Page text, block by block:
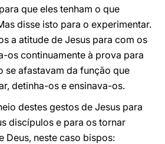
que eles tenham o que
disse isto para o experimentar.
a atitude de Jesus para com os
os continuamente à prova para
se afastavam da função que
detinha-os e ensinava-os.
destes gestos de Jesus para
discípulos e para os tornar
Deus, neste caso bispos: